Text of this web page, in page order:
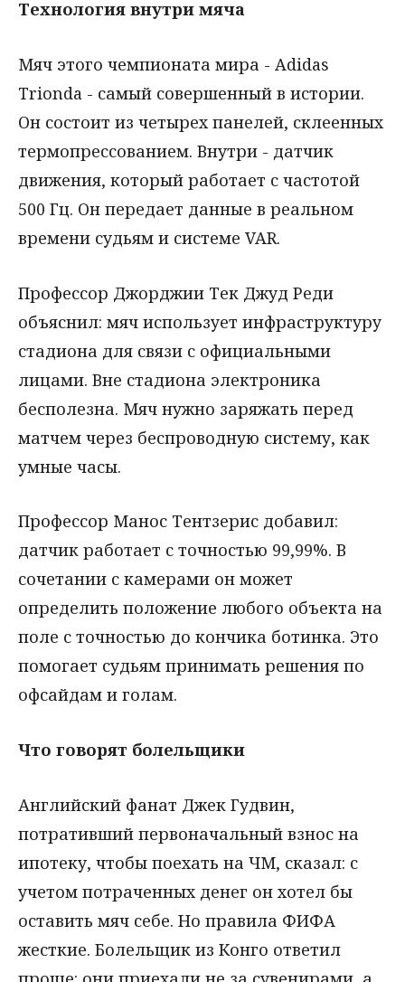
Технология внутри мяча
Мяч этого чемпионата мира - Adidas
Trionda - самый совершенный в истории.
Он состоит из четырех панелей, склеенных
термопрессованием. Внутри - датчик
движения, который работает с частотой
500 Гц. Он передает данные в реальном
времени судьям и системе VAR.
Профессор Джорджии Тек Джуд Реди
объяснил: мяч использует инфраструктуру
стадиона для связи с официальными
лицами. Вне стадиона электроника
бесполезна. Мяч нужно заряжать перед
матчем через беспроводную систему, как
умные часы.
Профессор Манос Тентзерис добавил:
датчик работает с точностью 99,99%. В
сочетании с камерами он может
определить положение любого объекта на
поле с точностью до кончика ботинка. Это
помогает судьям принимать решения по
офсайдам и голам.
Что говорят болельщики
Английский фанат Джек Гудвин,
потративший первоначальный взнос на
ипотеку, чтобы поехать на ЧМ, сказал: с
учетом потраченных денег он хотел бы
оставить мяч себе. Но правила ФИФА
жесткие. Болельщик из Конго ответил